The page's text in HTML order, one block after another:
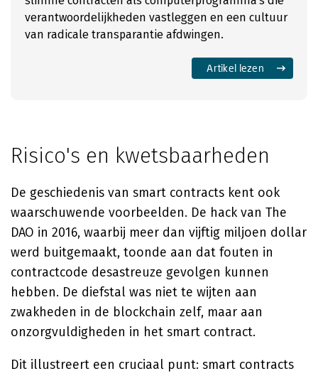
verantwoordelijkheden vastleggen en een cultuur
van radicale transparantie afdwingen.
Artikel lezen
Risico's en kwetsbaarheden
De geschiedenis van smart contracts kent ook
waarschuwende voorbeelden. De hack van The
DAO in 2016, waarbij meer dan vijftig miljoen dollar
werd buitgemaakt, toonde aan dat fouten in
contractcode desastreuze gevolgen kunnen
hebben. De diefstal was niet te wijten aan
zwakheden in de blockchain zelf, maar aan
onzorgvuldigheden in het smart contract.
Dit illustreert een cruciaal punt: smart contracts